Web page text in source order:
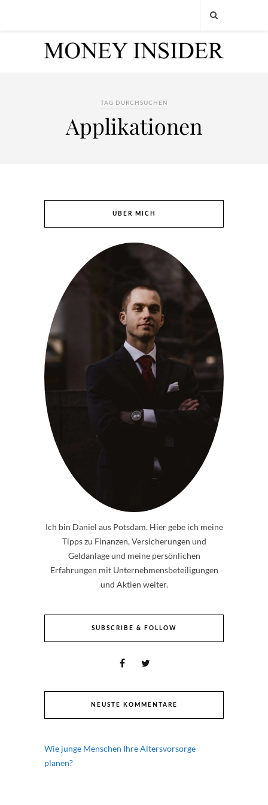
TAG DURCHSUCHEN
Applikationen
ÜBER MICH
Ich bin Daniel aus Potsdam. Hier gebe ich meine
Tipps zu Finanzen, Versicherungen und
Geldanlage und meine persönlichen
Erfahrungen mit Unternehmensbeteiligungen
und Aktien weiter.
SUBSCRIBE & FOLLOW
NEUSTE KOMMENTARE
Wie junge Menschen Ihre Altersvorsorge
planen?